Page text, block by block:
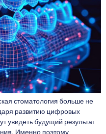
стоматология больше не
развитию цифровых
увидеть будущий результат